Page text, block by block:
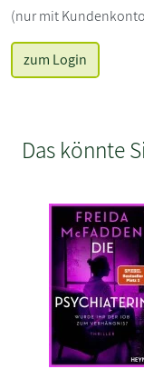
(nur mit
zum Login
Das könnte